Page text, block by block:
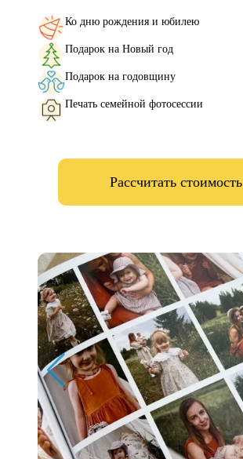
Ко дню рождения и юбилею
Подарок на Новый год
Подарок на годовщину
Печать семейной фотосессии
Рассчитать стоимость